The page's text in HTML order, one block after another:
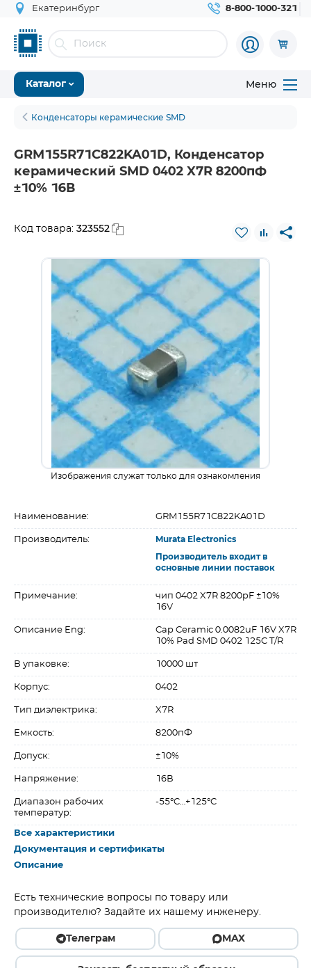
Екатеринбург 8-800-1000-321
Каталог Меню
Конденсаторы керамические SMD
GRM155R71C822KA01D, Конденсатор
керамический SMD 0402 X7R 8200пФ
±10% 16В
Код товара: 323552
Изображения служат только для ознакомления
Наименование: GRM155R71C822KA01D
Производитель: Murata Electronics
Производитель входит в
основные линии поставок
Примечание:
чип 0402 X7R 8200pF ±10%
16V
Описание Eng:
Cap Ceramic 0.0082uF 16V X7R
10% Pad SMD 0402 125C T/R
В упаковке: 10000 шт
Корпус: 0402
Тип диэлектрика: X7R
Емкость: 8200пФ
Допуск: ±10%
Напряжение: 16В
Диапазон рабочих
температур:
-55°C…+125°C
Все характеристики
Документация и сертификаты
Описание
Есть технические вопросы по товару или
производителю? Задайте их нашему инженеру.
Телеграм MAX